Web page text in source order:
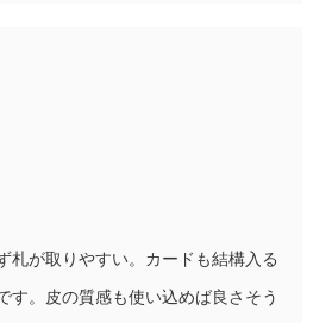
札が取りやすい。カードも結構入る
す。皮の質感も使い込めば良さそう